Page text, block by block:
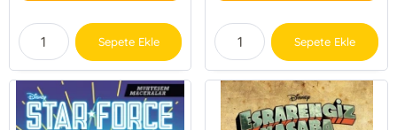
Sepete Ekle Sepete Ekle